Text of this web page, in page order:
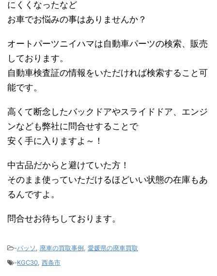
にくくなったなど
お車でお悩みの事はありませんか？
オートパーツニイハマは自動車パーツの検索、販売
しております。
自動車検査証の情報をいただければ検索すること可
能です。
高くて断念したバックドアやスライドドア、エンジ
ンなども弊社に問合せすることで
安く手に入りますよ～！
中古品だからと避けていた方！
そのまま使っていただけるほどいい状態の在庫もあ
るんですよ。
問合せお待ちしております。
-パッソ, 廃車の買取事例, 愛媛県の廃車買取
-KGC30, 西条市